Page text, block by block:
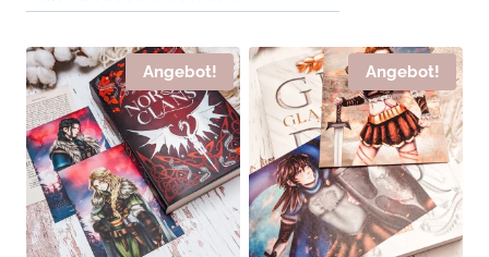
sortiert
Angebot! Angebot!